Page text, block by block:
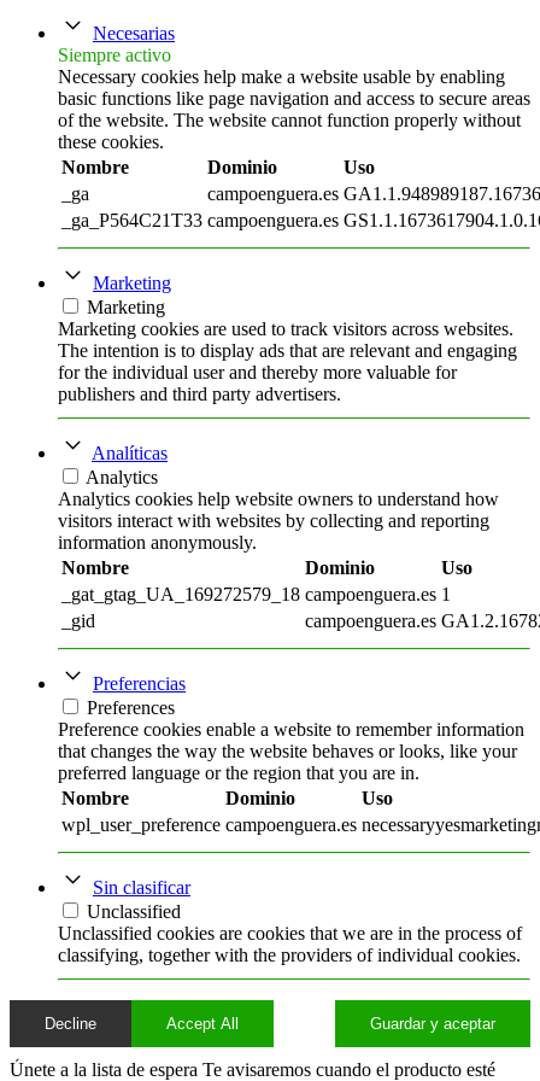
Necesarias
Siempre activo
Necessary cookies help make a website usable by enabling
basic functions like page navigation and access to secure areas
of the website. The website cannot function properly without
these cookies.
Nombre
Dominio
Uso
_ga
campoenguera.es
_ga_P564C21T33 campoenguera.es
Marketing
Marketing
Marketing cookies are used to track visitors across websites.
The intention is to display ads that are relevant and engaging
for the individual user and thereby more valuable for
publishers and third party advertisers.
Analíticas
Analytics
Analytics cookies help website owners to understand how
visitors interact with websites by collecting and reporting
information anonymously.
Nombre
Dominio
Uso
_gat_gtag_UA_169272579_18 campoenguera.es 1
_gid
campoenguera.es
Preferencias
Preferences
Preference cookies enable a website to remember information
that changes the way the website behaves or looks, like your
preferred language or the region that you are in.
Nombre
Dominio
Uso
wpl_user_preference campoenguera.es
Sin clasificar
Unclassified
Unclassified cookies are cookies that we are in the process of
classifying, together with the providers of individual cookies.
Decline Accept All Guardar y aceptar
Únete a la lista de espera Te avisaremos cuando el producto esté